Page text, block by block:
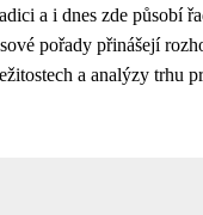
a i dnes zde působí
pořady přinášejí
a analýzy trhu